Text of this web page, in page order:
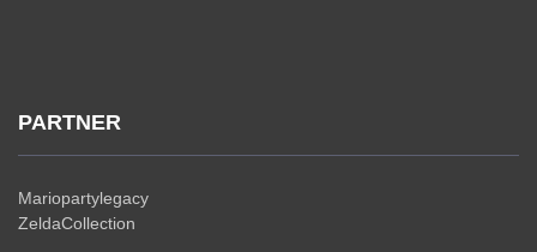
PARTNER
Mariopartylegacy
ZeldaCollection